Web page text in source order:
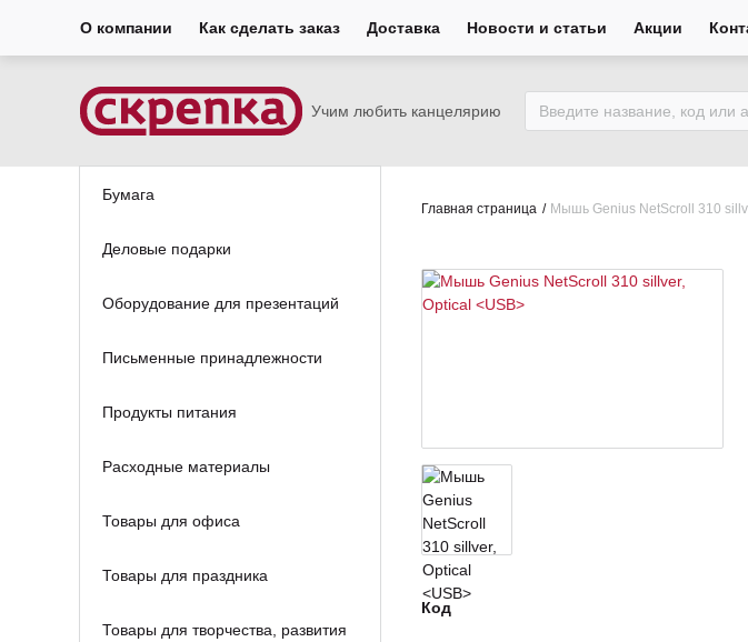
О компании Как сделать заказ Доставка Новости и статьи Акции
Учим любить канцелярию
Бумага
Деловые подарки
Оборудование для презентаций
Письменные принадлежности
Продукты питания
Расходные материалы
Товары для офиса
Товары для праздника
Товары для творчества, развития
Главная страница Мышь Genius NetScroll 310
Код